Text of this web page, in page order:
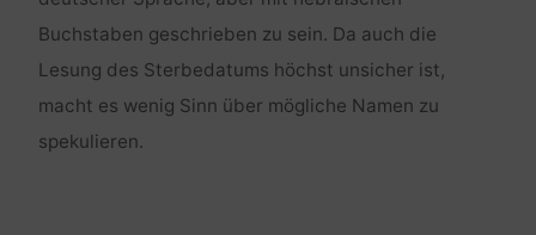
Buchstaben geschrieben zu sein. Da auch die
Lesung des Sterbedatums höchst unsicher ist,
macht es wenig Sinn über mögliche Namen zu
spekulieren.